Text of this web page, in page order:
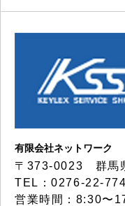
有限会社ネットワーク
〒373-0023 群馬
TEL：0276-22-
営業時間：8:30〜